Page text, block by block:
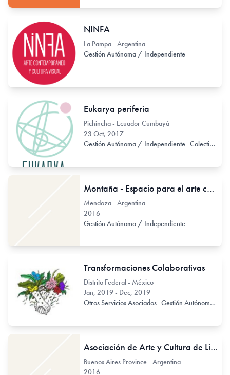
NINFA
La Pampa - Argentina
Gestión Autónoma / Independiente
Eukarya periferia
Pichincha - Ecuador Cumbayá
23 Oct, 2017
Gestión Autónoma / Independiente Colectivo de Arte / Colectivo de Artistas
Montaña - Espacio para el arte contemporáneo
Mendoza - Argentina
2016
Gestión Autónoma / Independiente
Transformaciones Colaborativas
Distrito Federal - México
Jan, 2019 - Dec, 2019
Otros Servicios Asociados Gestión Autónoma / Independiente
Asociación de Arte y Cultura de Lincoln
Buenos Aires Province - Argentina
2016